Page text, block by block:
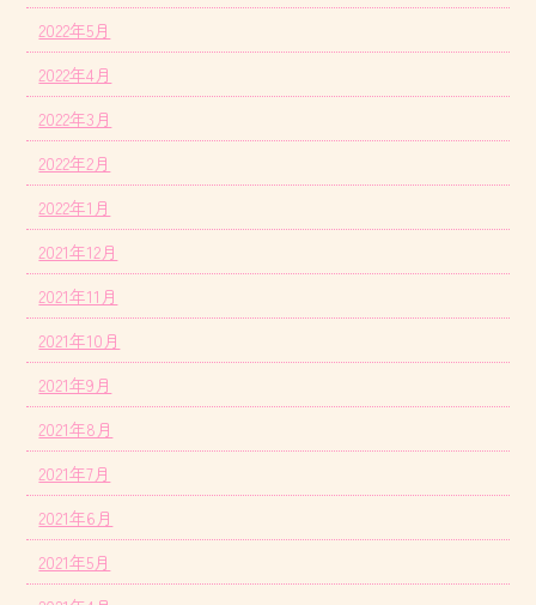
2022年5月
2022年4月
2022年3月
2022年2月
2022年1月
2021年12月
2021年11月
2021年10月
2021年9月
2021年8月
2021年7月
2021年6月
2021年5月